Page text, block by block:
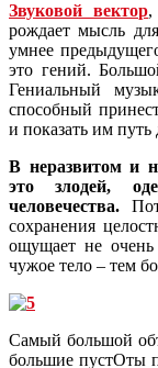
Звуковой вектор,
рождает мысль
умнее
это гений.
Гениальный
способный
и показать им путь
В неразвитом и
это злодей,
человечества.
сохранения
ощущает не очень
чужое тело – тем
Самый большой
большие пустОты